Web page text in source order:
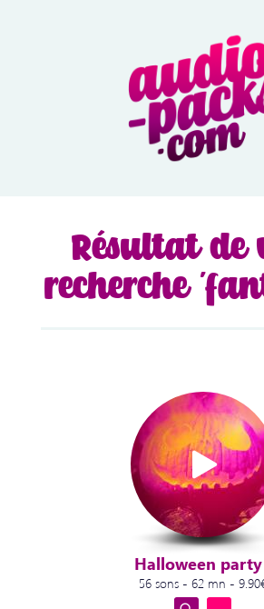
Résultat de
recherche
Halloween
56 sons - 62 mn -